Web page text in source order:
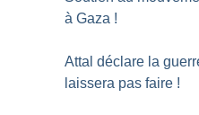
à Gaza !
Attal déclare la
laissera pas faire !